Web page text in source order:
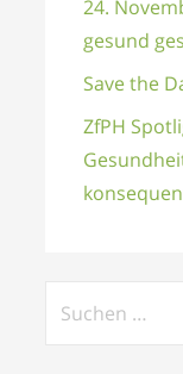
24.
gesund
Save the
ZfPH